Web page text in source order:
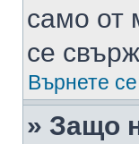
само от
се
Върнете
» Защо